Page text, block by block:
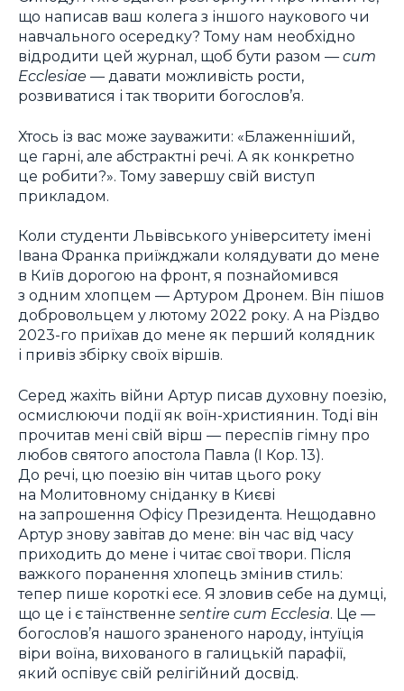
що написав ваш колега з іншого наукового чи
навчального осередку? Тому нам необхідно
відродити цей журнал, щоб бути разом — cum
Ecclesiae — давати можливість рости,
розвиватися і так творити богослов’я.
Хтось із вас може зауважити: «Блаженніший,
це гарні, але абстрактні речі. А як конкретно
це робити?». Тому завершу свій виступ
прикладом.
Коли студенти Львівського університету імені
Івана Франка приїжджали колядувати до мене
в Київ дорогою на фронт, я познайомився
з одним хлопцем — Артуром Дронем. Він пішов
добровольцем у лютому 2022 року. А на Різдво
2023-го приїхав до мене як перший колядник
і привіз збірку своїх віршів.
Серед жахіть війни Артур писав духовну поезію,
осмислюючи події як воїн-християнин. Тоді він
прочитав мені свій вірш — переспів гімну про
любов святого апостола Павла (І Кор. 13).
До речі, цю поезію він читав цього року
на Молитовному сніданку в Києві
на запрошення Офісу Президента. Нещодавно
Артур знову завітав до мене: він час від часу
приходить до мене і читає свої твори. Після
важкого поранення хлопець змінив стиль:
тепер пише короткі есе. Я зловив себе на думці,
що це і є таїнственне sentire cum Ecclesia. Це —
богослов’я нашого зраненого народу, інтуїція
віри воїна, вихованого в галицькій парафії,
який оспівує свій релігійний досвід.